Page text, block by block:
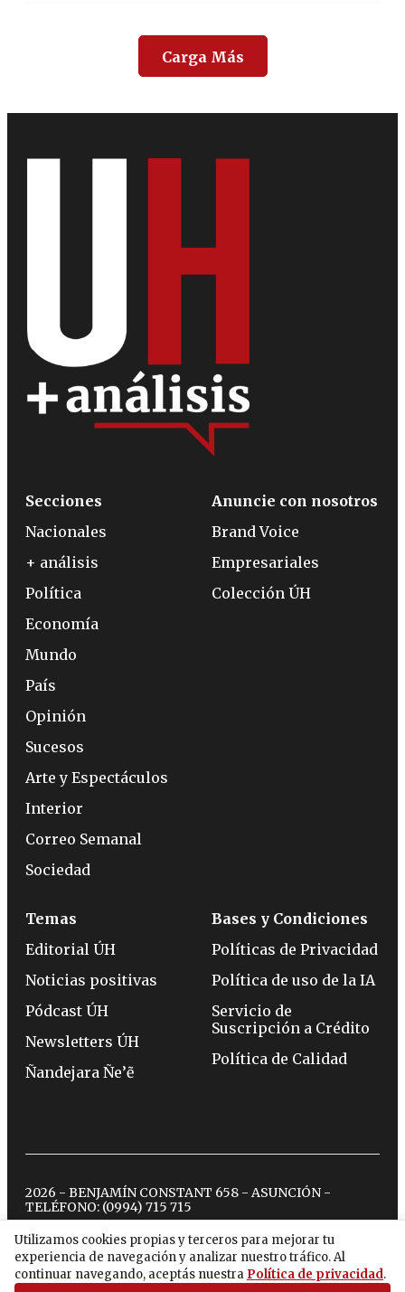
Carga Más
Utilizamos cookies propias y terceros para mejorar tu
experiencia de navegación y analizar nuestro tráfico. Al
continuar navegando, aceptás nuestra Política de privacidad.
Secciones
Nacionales
+ análisis
Política
Economía
Mundo
País
Opinión
Sucesos
Arte y Espectáculos
Interior
Correo Semanal
Sociedad
Anuncie con nosotros
Brand Voice
Empresariales
Colección ÚH
Temas
Editorial ÚH
Noticias positivas
Pódcast ÚH
Newsletters ÚH
Ñandejara Ñe’ẽ
Bases y Condiciones
Políticas de Privacidad
Política de uso de la IA
Servicio de
Suscripción a Crédito
Política de Calidad
2026 - BENJAMÍN CONSTANT 658 - ASUNCIÓN -
TELÉFONO: (0994) 715 715
twitterinstagram
facebook
tiktokyoutubespotify